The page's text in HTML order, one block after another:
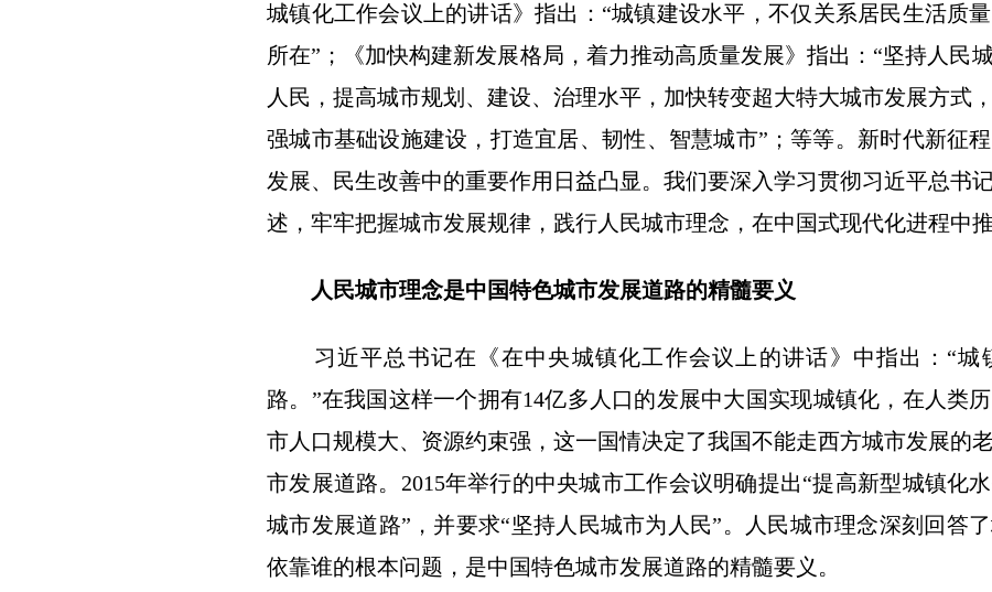
城镇化工作会议上的讲话》指出：“城镇建设水平，不仅关系居民生活质
所在”；《加快构建新发展格局，着力推动高质量发展》指出：“坚持人民
人民，提高城市规划、建设、治理水平，加快转变超大特大城市发展方式
强城市基础设施建设，打造宜居、韧性、智慧城市”；等等。新时代新征
发展、民生改善中的重要作用日益凸显。我们要深入学习贯彻习近平总书
述，牢牢把握城市发展规律，践行人民城市理念，在中国式现代化进程中
人民城市理念是中国特色城市发展道路的精髓要义
习近平总书记在《在中央城镇化工作会议上的讲话》中指出：“城
路。”在我国这样一个拥有14亿多人口的发展中大国实现城镇化，在人类
市人口规模大、资源约束强，这一国情决定了我国不能走西方城市发展的
市发展道路。2015年举行的中央城市工作会议明确提出“提高新型城镇化
城市发展道路”，并要求“坚持人民城市为人民”。人民城市理念深刻回答
依靠谁的根本问题，是中国特色城市发展道路的精髓要义。